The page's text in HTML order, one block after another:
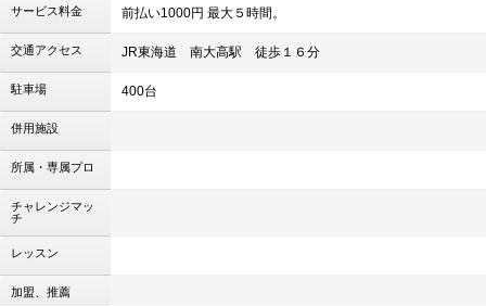
サービス料金 前払い1000円 最大５時間。
交通アクセス JR東海道 南大高駅 徒歩１６分
駐車場 400台
併用施設
所属・専属プロ
チャレンジマッ
チ
レッスン
加盟、推薦